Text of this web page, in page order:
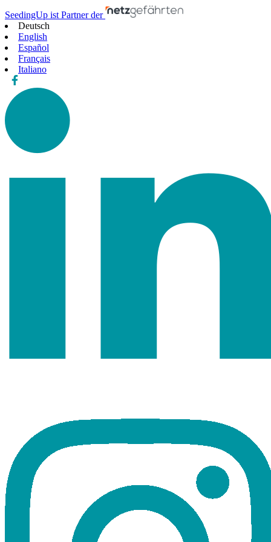
SeedingUp ist Partner der
Deutsch
English
Español
Français
Italiano